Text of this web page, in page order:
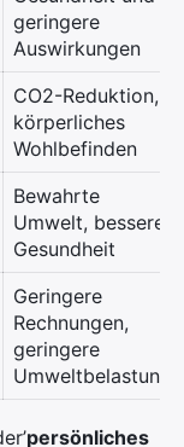
geringere
Auswirkungen
CO2-Reduktion,
körperliches
Wohlbefinden
Bewahrte
Umwelt, bessere
Gesundheit
Geringere
Rechnungen,
geringere
Umweltbelastung
persönliches